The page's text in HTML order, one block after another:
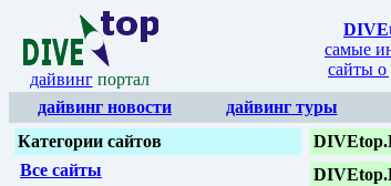
дайвинг портал
самые
сайты о
дайвинг новости
дайвинг туры
Категории сайтов
Все сайты